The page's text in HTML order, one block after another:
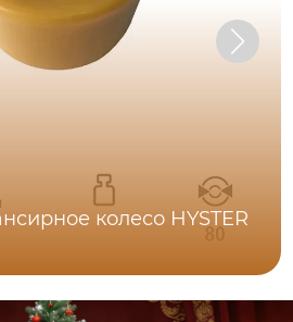
колесо HYSTER